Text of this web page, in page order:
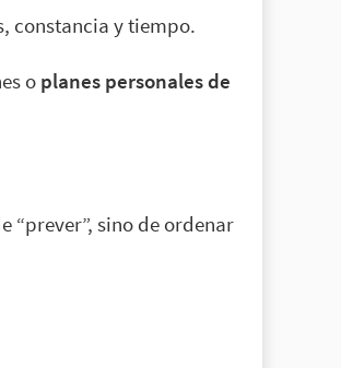
constancia y tiempo.
o planes personales de
“prever”, sino de ordenar